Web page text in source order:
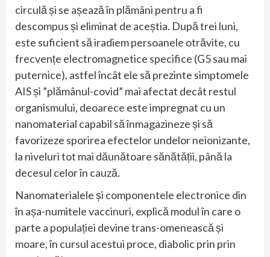
circulă și se așează în plămâni pentru a fi
descompus și eliminat de aceștia. După trei luni,
este suficient să iradiem persoanele otrăvite, cu
frecvențe electromagnetice specifice (G5 sau mai
puternice), astfel încât ele să prezinte simptomele
AIS și ”plămânul-covid” mai afectat decât restul
organismului, deoarece este impregnat cu un
nanomaterial capabil să înmagazineze și să
favorizeze sporirea efectelor undelor neionizante,
la niveluri tot mai dăunătoare sănătății, până la
decesul celor în cauză.
Nanomaterialele și componentele electronice din
în așa-numitele vaccinuri, explică modul în care o
parte a populației devine trans-omenească și
moare, în cursul acestui proce, diabolic prin prin